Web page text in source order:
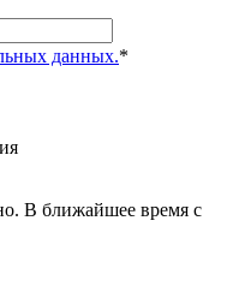
данных.*
В ближайшее время с